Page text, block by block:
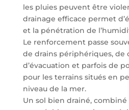
les pluies peuvent être
drainage efficace permet
et la pénétration de
Le renforcement passe
de drains périphériques, de
d’évacuation et parfois de
pour les terrains situés en
niveau de la mer.
Un sol bien drainé,